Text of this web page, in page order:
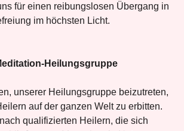
für einen reibungslosen Übergang in
im höchsten Licht.
Heilungsgruppe
unserer Heilungsgruppe beizutreten,
auf der ganzen Welt zu erbitten.
qualifizierten Heilern, die sich